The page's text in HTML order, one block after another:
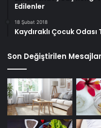
Edilenler
18 Şubat 2018
Kaydıraklı Çocuk Odası
Son Değiştirilen Mesajlar